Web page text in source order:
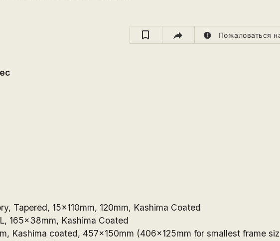
report Пожаловаться
Tapered, 15x110mm, 120mm, Kashima Coated
165x38mm, Kashima Coated
Kashima coated, 457x150mm (406x125mm for smallest frame